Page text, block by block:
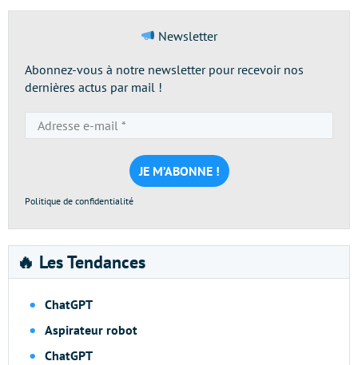
Newsletter
Abonnez-vous à notre newsletter pour recevoir nos
dernières actus par mail !
e-
mail
*
Politique de confidentialité
🔥 Les Tendances
ChatGPT
Aspirateur robot
ChatGPT